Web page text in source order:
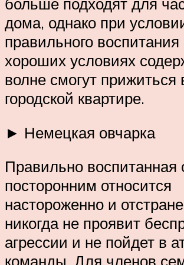
дома, однако при
правильного воспитания
хороших условиях
волне смогут прижиться
городской квартире.
► Немецкая овчарка
Правильно воспитанная
посторонним относится
настороженно и
никогда не проявит
агрессии и не пойдет в
команды. Для членов